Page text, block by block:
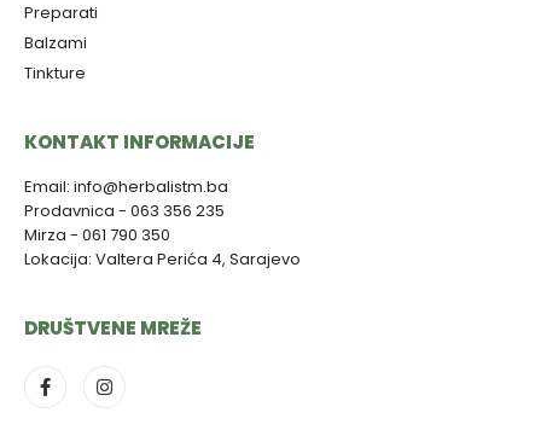
Preparati
Balzami
Tinkture
KONTAKT INFORMACIJE
Email: info@herbalistm.ba
Prodavnica - 063 356 235
Mirza - 061 790 350
Lokacija: Valtera Perića 4, Sarajevo
DRUŠTVENE MREŽE